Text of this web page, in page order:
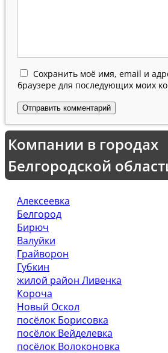
Сохранить моё имя, email и
браузере для последующих моих
Компании в городах
Белгородской
Алексеевка
Белгород
Бирюч
Валуйки
Грайворон
Губкин
жилой район Ливенка
Короча
Новый Оскол
посёлок Борисовка
посёлок Вейделевка
посёлок Волоконовка